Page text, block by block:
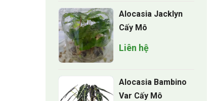
Alocasia Jacklyn
Cấy Mô
Liên hệ
Alocasia Bambino
Var Cấy Mô